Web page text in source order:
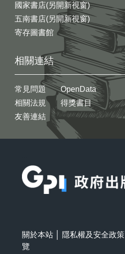
國家書店(另開新視窗)
五南書店(另開新視窗)
寄存圖書館
相關連結
常見問題
相關法規
友善連結
OpenData
得獎書目
關於本站 隱私權及安全政策
覽